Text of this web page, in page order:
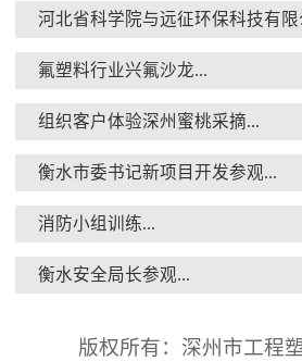
衡水安全局长参观...
氟塑料行业兴氟沙龙...
组织客户体验深州蜜桃采摘...
衡水市委书记新项目开发参观...
消防小组训练...
衡水安全局长参观...
版权所有：深州市工程